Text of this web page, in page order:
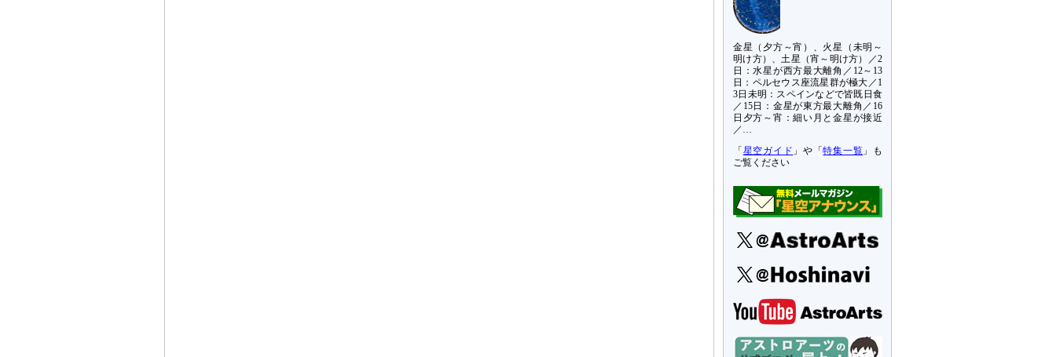
金星（夕方～宵）、火星（未明～
明け方）、土星（宵～明け方）／2
日：水星が西方最大離角／12～13
日：ペルセウス座流星群が極大／1
3日未明：スペインなどで皆既日食
／15日：金星が東方最大離角／16
日夕方～宵：細い月と金星が接近
／…
「 星空ガイド 」や「特集一覧 」も
ご覧ください